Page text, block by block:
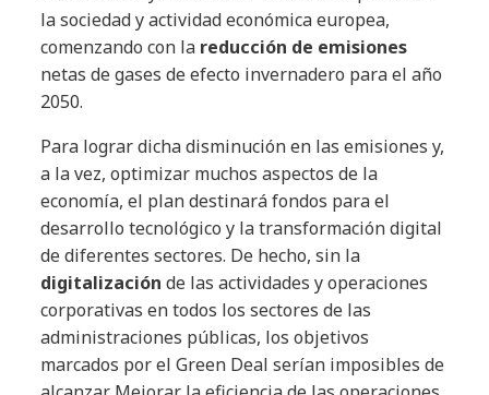
la sociedad y actividad económica europea,
comenzando con la reducción de emisiones
netas de gases de efecto invernadero para el año
2050.
Para lograr dicha disminución en las emisiones y,
a la vez, optimizar muchos aspectos de la
economía, el plan destinará fondos para el
desarrollo tecnológico y la transformación digital
de diferentes sectores. De hecho, sin la
digitalización de las actividades y operaciones
corporativas en todos los sectores de las
administraciones públicas, los objetivos
marcados por el Green Deal serían imposibles de